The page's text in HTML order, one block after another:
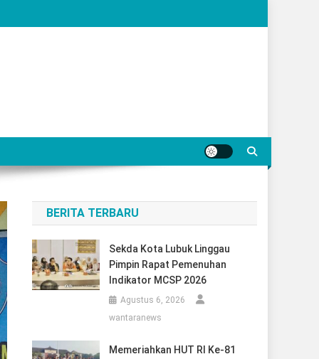
BERITA TERBARU
Sekda Kota Lubuk Linggau
Pimpin Rapat Pemenuhan
Indikator MCSP 2026
Agustus 6, 2026
wantaranews
Memeriahkan HUT RI Ke-81